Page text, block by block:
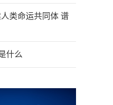
类命运共同体 谱
什么